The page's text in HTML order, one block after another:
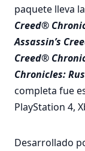
paquete lleva
Creed®
Assassin’s
Creed®
Chronicles:
completa fue
PlayStation 4,
Desarrollado